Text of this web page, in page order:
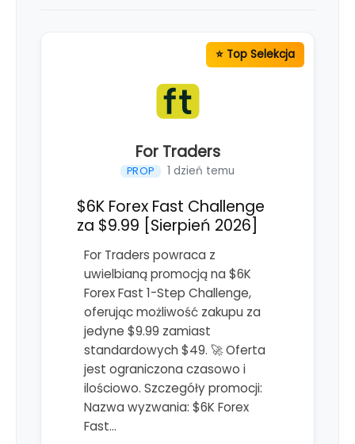
For Traders
PROP 1 dzień temu
$6K Forex Fast Challenge
za $9.99 [Sierpień 2026]
For Traders powraca z
uwielbianą promocją na $6K
Forex Fast 1-Step Challenge,
oferując możliwość zakupu za
jedyne $9.99 zamiast
standardowych $49. 🚀 Oferta
jest ograniczona czasowo i
ilościowo. Szczegóły promocji:
Nazwa wyzwania: $6K Forex
Fast…